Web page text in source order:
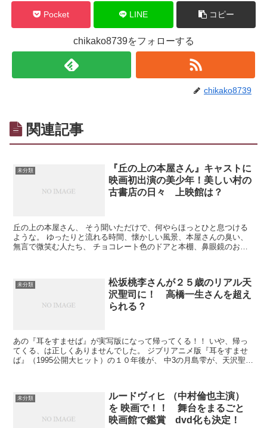
Pocket LINE コピー
chikako8739をフォローする
chikako8739
関連記事
未分類
『丘の上の本屋さん』キャストに
映画初出演の美少年！美しい村の
古書店の日々 上映館は？
丘の上の本屋さん、 そう聞いただけで、何やらほっとひと息つける
ような。 ゆったりと流れる時間、懐かしい風景、本屋さんの臭い、
無言で微笑む人たち、 チョコレート色のドアと本棚、鼻眼鏡のおじ
未分類
松坂桃李さんが２５歳のリアル天
沢聖司に！ 高橋一生さんを超え
られる？
あの『耳をすませば』が実写版になって帰ってくる！！ いや、帰っ
てくる、は正しくありませんでした。 ジブリアニメ版『耳をすませ
ば』（1995公開大ヒット）の１０年後が、 中3の月島雫が、天沢聖司
未分類
ルードヴィヒ （中村倫也主演）
を 映画で！！ 舞台をまるごと
映画館で鑑賞 dvd化も決定！